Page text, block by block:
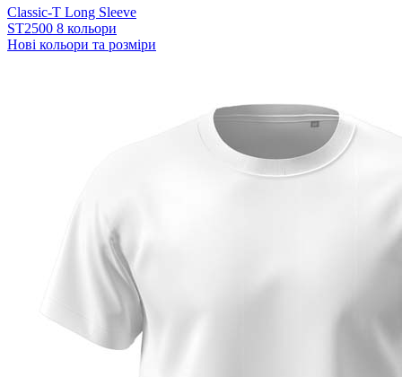
Classic-T Long Sleeve
ST2500 8 кольори
Нові кольори та розміри